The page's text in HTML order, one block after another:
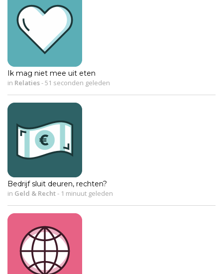
Ik mag niet mee uit eten
in Relaties-51 seconden geleden
Bedrijf sluit deuren, rechten?
in Geld & Recht- 1 minuut geleden